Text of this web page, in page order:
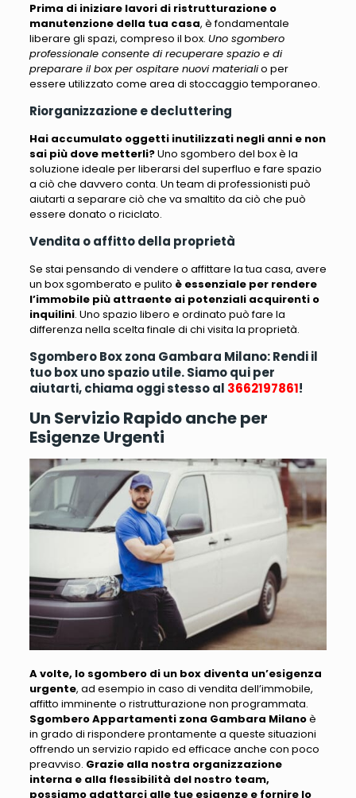
Prima di iniziare lavori di ristrutturazione o
manutenzione della tua casa, è fondamentale
liberare gli spazi, compreso il box. Uno sgombero
professionale consente di recuperare spazio e di
preparare il box per ospitare nuovi materialio per
essere utilizzato come area di stoccaggio temporaneo.
Riorganizzazione e decluttering
Hai accumulato oggetti inutilizzati negli anni e non
sai più dove metterli?Uno sgombero del boxè la
soluzione ideale per liberarsi del superfluo e fare spazio
a ciò che davvero conta. Un team di professionisti può
aiutarti a separare ciò che va smaltito da ciò che può
essere donato o riciclato.
Vendita o affitto della proprietà
Se stai pensando di vendere o affittare la tua casa, avere
un box sgomberato e pulito è essenziale per rendere
l’immobile più attraente ai potenziali acquirenti o
inquilini. Uno spazio libero e ordinato può fare la
differenza nella scelta finale di chi visita la proprietà.
Sgombero Box zona Gambara Milano: Rendi il
tuo box uno spazio utile. Siamo qui per
aiutarti, chiama oggi stesso al 3662197861!
Un Servizio Rapido anche per
Esigenze Urgenti
A volte, lo sgombero di un box diventa un’esigenza
urgente, ad esempio in caso di vendita dell’immobile,
affitto imminente o ristrutturazione non programmata.
Sgombero Appartamenti zona Gambara Milanoè
in grado di rispondere prontamente a queste situazioni
offrendo un servizio rapido ed efficace anche con poco
preavviso. Grazie alla nostra organizzazione
interna e alla flessibilità del nostro team,
possiamo adattarci alle tue esigenze e fornire lo